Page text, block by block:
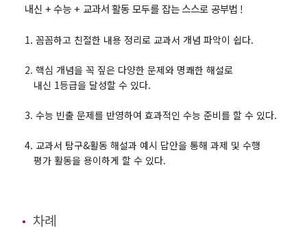
내신 + 수능 + 교과서 활동 모두를 잡는 스스로 공부법 !
1. 꼼꼼하고 친절한 내용 정리로 교과서 개념 파악이 쉽다.
2. 핵심 개념을 꼭 짚은 다양한 문제와 명쾌한 해설로
내신 1등급을 달성할 수 있다.
3. 수능 빈출 문제를 반영하여 효과적인 수능 준비를 할 수 있다.
4. 교과서 탐구&활동 해설과 예시 답안을 통해 과제 및 수행
평가 활동을 용이하게 할 수 있다.
차례